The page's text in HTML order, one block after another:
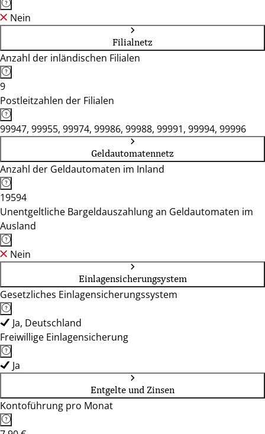
Nein
Filialnetz
Anzahl der inländischen Filialen
9
Postleitzahlen der Filialen
99947, 99955, 99974, 99986, 99988, 99991, 99994, 99996
Geldautomatennetz
Anzahl der Geldautomaten im Inland
19594
Unentgeltliche Bargeldauszahlung an Geldautomaten im
Ausland
Nein
Einlagensicherungsystem
Gesetzliches Einlagensicherungssystem
Ja, Deutschland
Freiwillige Einlagensicherung
Ja
Entgelte und Zinsen
Kontoführung pro Monat